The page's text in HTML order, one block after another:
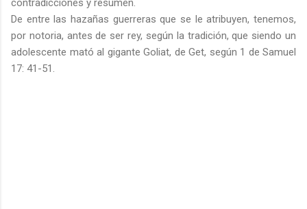
De entre las hazañas guerreras que se le atribuyen, tenemos,
por notoria, antes de ser rey, según la tradición, que siendo un
adolescente mató al gigante Goliat, de Get, según 1 de Samuel
17: 41-51.